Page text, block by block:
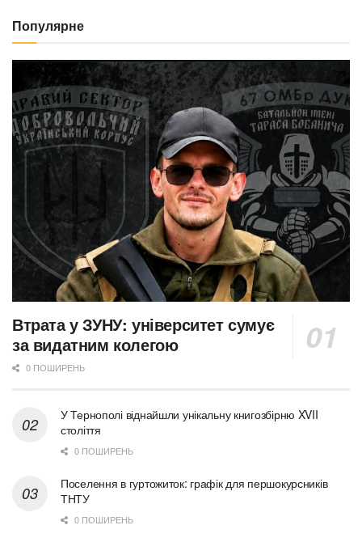
Популярне
Втрата у ЗУНУ: університет сумує
за видатним колегою
0 ПОШИРЕНЬ
У Тернополі віднайшли унікальну книгозбірню XVII
століття
0 ПОШИРЕНЬ
Поселення в гуртожиток: графік для першокурсників
ТНТУ
0 ПОШИРЕНЬ